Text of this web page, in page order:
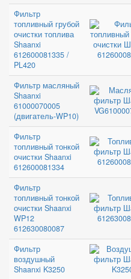
Фильтр
топливный грубой
очистки топлива
Shaanxi
612600081335 /
PL420
Фильтр масляный
Shaanxi
61000070005
(двигатель-WP10)
Фильтр
топливный тонкой
очистки Shaanxi
612600081334
Фильтр
топливный тонкой
очистки Shaanxi
WP12
612630080087
Фильтр
воздушный
Shaanxi K3250